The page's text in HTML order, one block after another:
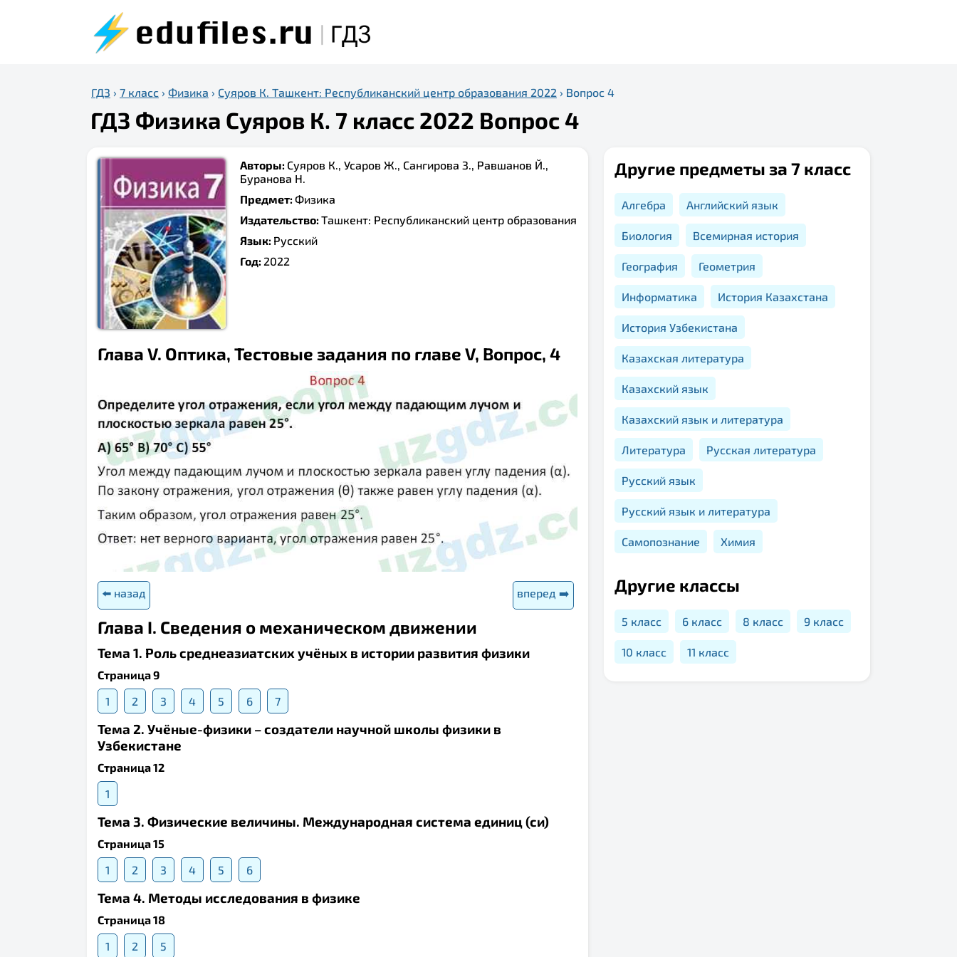
ГДЗ › 7 класс › Физика › Суяров К. Ташкент: Республиканский центр образования 2022 › Вопрос 4
ГДЗ Физика Суяров К. 7 класс 2022 Вопрос 4
Авторы: Суяров К., Усаров Ж., Сангирова З., Равшанов Й.,
Буранова Н.
Предмет:Физика
Издательство:Ташкент: Республиканский центр образования
Язык: Русский
Год: 2022
Глава V. Оптика, Тестовые задания по главе V, Вопрос, 4
⬅️ назад вперед ➡️
Глава I. Сведения о механическом движении
Тема 1. Роль среднеазиатских учёных в истории развития физики
Страница 9
1
2 3 4 5 6 7
Тема 2. Учёные-физики – создатели научной школы физики в
Узбекистане
Страница 12
1
Тема 3. Физические величины. Международная система единиц (си)
Страница 15
1
2 3 4 5 6
Тема 4. Методы исследования в физике
Страница 18
1
2 5
Другие предметы за 7 класс
Алгебра Английский язык
Биология Всемирная история
География Геометрия
Информатика История Казахстана
История Узбекистана
Казахская литература
Казахский язык
Казахский язык и литература
Литература Русская литература
Русский язык
Русский язык и литература
Самопознание Химия
Другие классы
5 класс 6 класс 8 класс 9 класс
10 класс 11 класс